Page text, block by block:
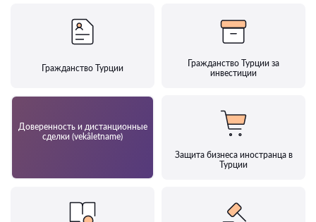
Гражданство Турции
Гражданство Турции за
инвестиции
Доверенность и дистанционные
сделки (vekâletname)
Защита бизнеса иностранца в
Турции